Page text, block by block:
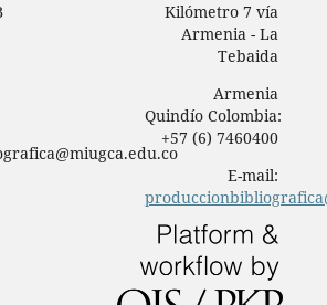
Kilómetro 7 vía
Armenia - La
Tebaida
Armenia
Quindío Colombia:
+57 (6) 7460400
E-mail: